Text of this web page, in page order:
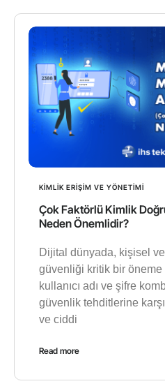
KIMLIK ERIŞIM VE YÖNETIMI
Çok Faktörlü Kimlik
Neden Önemlidir?
Dijital dünyada, kişisel
güvenliği kritik bir öneme
kullanıcı adı ve şifre
güvenlik tehditlerine
ve ciddi
Read more